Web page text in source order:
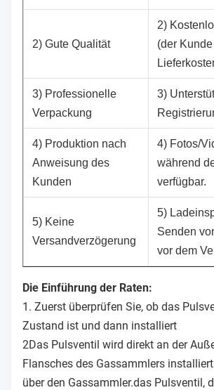
2) Gute Qualität
2)
(der
3) Professionelle
Verpackung
3)
4) Produktion nach
Anweisung des
Kunden
4) Fotos/
während
verfügbar.
5) Keine
Versandverzögerung
5)
Senden
vor dem
Die Einführung der Raten:
1. Zuerst überprüfen Sie, ob das
Zustand ist und dann installiert
2Das Pulsventil wird direkt an der
Flansches des Gassammlers
über den Gassammler.das Pulsventil,